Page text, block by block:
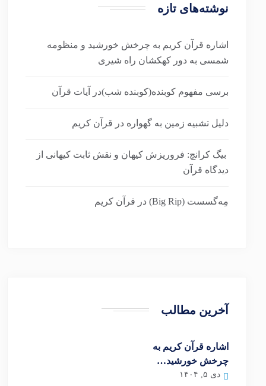
نوشته‌های تازه
اشاره قرآن کریم به چرخش خورشید و منظومه
شمسی به دور کهکشان راه شیری
برسی مفهوم کوبنده(کوبنده شب)در آیات قرآن
دلیل تشبیه زمین به گهواره در قرآن کریم
بیگ کرانچ: فروریزش کیهان و نقش ثابت کیهانی از
دیدگاه قرآن
مِه‌گسست (Big Rip) در قرآن کریم
آخرین مطالب
اشاره قرآن کریم به
چرخش خورشید…
دی ۵, ۱۴۰۴